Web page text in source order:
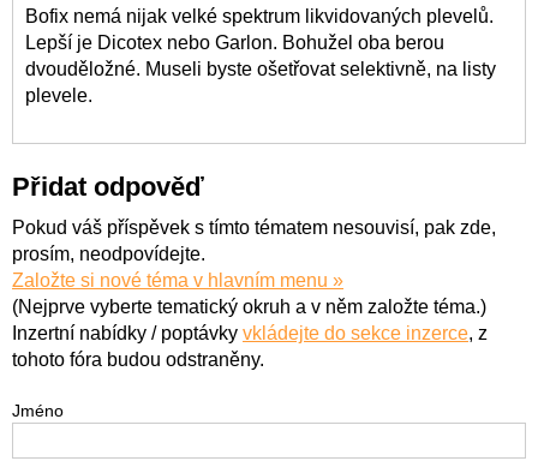
Bofix nemá nijak velké spektrum likvidovaných plevelů.
Lepší je Dicotex nebo Garlon. Bohužel oba berou
dvouděložné. Museli byste ošetřovat selektivně, na listy
plevele.
Přidat odpověď
Pokud váš příspěvek s tímto tématem nesouvisí, pak zde,
prosím, neodpovídejte.
Založte si nové téma v hlavním menu »
(Nejprve vyberte tematický okruh a v něm založte téma.)
Inzertní nabídky / poptávky vkládejte do sekce inzerce, z
tohoto fóra budou odstraněny.
Jméno